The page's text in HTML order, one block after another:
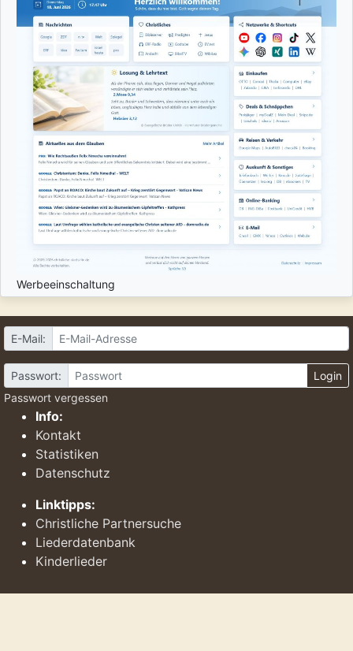
Werbeeinschaltung
E-Mail:
Passwort:
Login
Passwort vergessen
Info:
Kontakt
Statistiken
Datenschutz
Linktipps:
Christliche Partnersuche
Liederdatenbank
Kinderlieder